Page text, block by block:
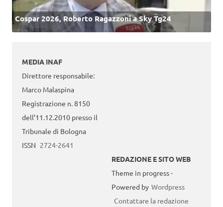
Cospar 2026, Roberto Ragazzoni a Sky Tg24
MEDIA INAF
Direttore responsabile:
Marco Malaspina
Registrazione n. 8150
dell’11.12.2010 presso il
Tribunale di Bologna
ISSN 2724-2641
REDAZIONE E SITO WEB
Theme in progress -
Powered by Wordpress
Contattare la redazione